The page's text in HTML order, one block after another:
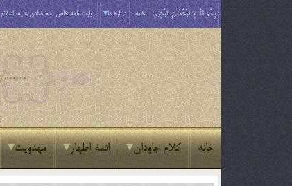
بِسْمِ اللَّـهِ الرَّحْمَـٰنِ الرَّحِيمِ خانه درباره ما زیارت نامه خاص امام صادق علیه السلام
خانه کلام جاودان ائمه اطهار مهدویت